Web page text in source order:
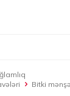
Bitki